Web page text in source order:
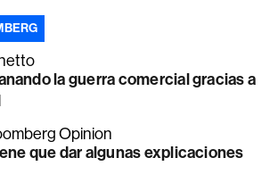
la guerra comercial gracias a
Opinion
que dar algunas explicaciones